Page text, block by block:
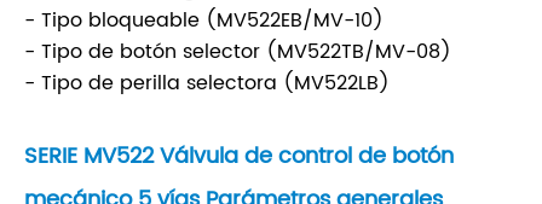
- Tipo bloqueable (MV522EB/MV-10)
- Tipo de botón selector (MV522TB/MV-08)
- Tipo de perilla selectora (MV522LB)
SERIE MV522 Válvula de control de botón